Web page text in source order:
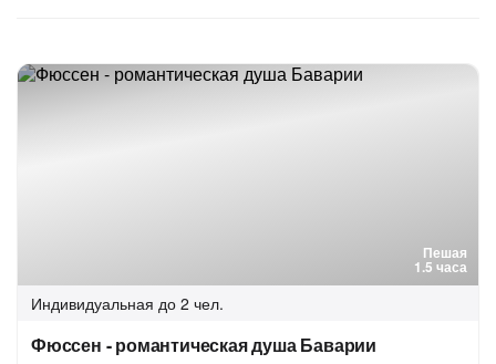
Пешая
1.5 часа
Индивидуальная до 2 чел.
Фюссен - романтическая душа Баварии